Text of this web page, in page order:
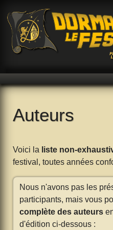
Auteurs
Voici la liste non-
festival, toutes années
Nous n'avons pas les
participants, mais vous
complète des auteurs
d'édition ci-dessous :